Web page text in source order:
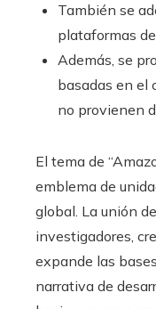
También se
plataformas
Además, se
basadas en el
no provienen
El tema de
emblema de
global. La unión
investigadores,
expande las
narrativa de